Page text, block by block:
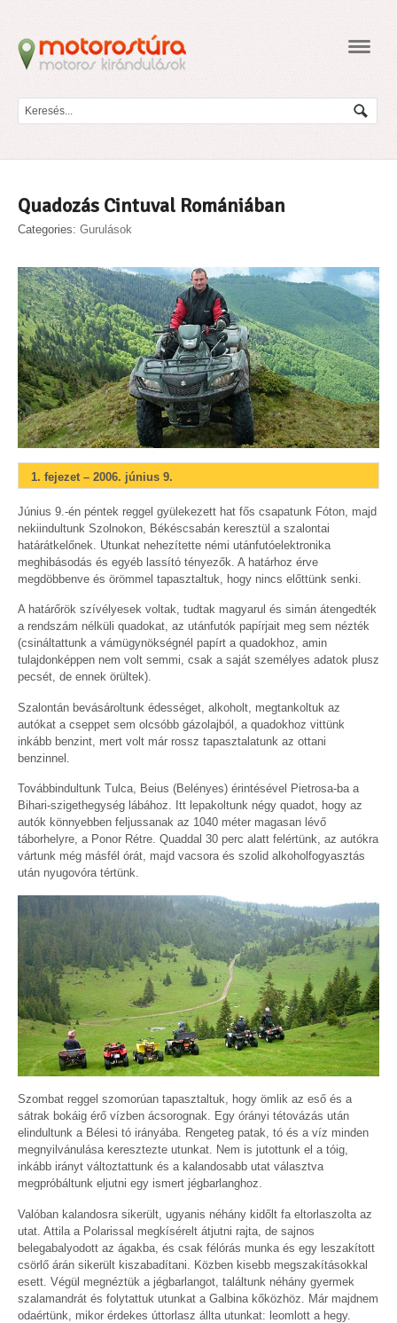
Quadozás Cintuval Romániában
Categories: Gurulások
1. fejezet – 2006. június 9.
Június 9.-én péntek reggel gyülekezett hat fős csapatunk Fóton, majd
nekiindultunk Szolnokon, Békéscsabán keresztül a szalontai
határátkelőnek. Utunkat nehezítette némi utánfutóelektronika
meghibásodás és egyéb lassító tényezők. A határhoz érve
megdöbbenve és örömmel tapasztaltuk, hogy nincs előttünk senki.
A határőrök szívélyesek voltak, tudtak magyarul és simán átengedték
a rendszám nélküli quadokat, az utánfutók papírjait meg sem nézték
(csináltattunk a vámügynökségnél papírt a quadokhoz, amin
tulajdonképpen nem volt semmi, csak a saját személyes adatok plusz
pecsét, de ennek örültek).
Szalontán bevásároltunk édességet, alkoholt, megtankoltuk az
autókat a cseppet sem olcsóbb gázolajból, a quadokhoz vittünk
inkább benzint, mert volt már rossz tapasztalatunk az ottani
benzinnel.
Továbbindultunk Tulca, Beius (Belényes) érintésével Pietrosa-ba a
Bihari-szigethegység lábához. Itt lepakoltunk négy quadot, hogy az
autók könnyebben feljussanak az 1040 méter magasan lévő
táborhelyre, a Ponor Rétre. Quaddal 30 perc alatt felértünk, az autókra
vártunk még másfél órát, majd vacsora és szolid alkoholfogyasztás
után nyugovóra tértünk.
Szombat reggel szomorúan tapasztaltuk, hogy ömlik az eső és a
sátrak bokáig érő vízben ácsorognak. Egy órányi tétovázás után
elindultunk a Bélesi tó irányába. Rengeteg patak, tó és a víz minden
megnyilvánulása keresztezte utunkat. Nem is jutottunk el a tóig,
inkább irányt változtattunk és a kalandosabb utat választva
megpróbáltunk eljutni egy ismert jégbarlanghoz.
Valóban kalandosra sikerült, ugyanis néhány kidőlt fa eltorlaszolta az
utat. Attila a Polarissal megkísérelt átjutni rajta, de sajnos
belegabalyodott az ágakba, és csak félórás munka és egy leszakított
csörlő árán sikerült kiszabadítani. Közben kisebb megszakításokkal
esett. Végül megnéztük a jégbarlangot, találtunk néhány gyermek
szalamandrát és folytattuk utunkat a Galbina kőközhöz. Már majdnem
odaértünk, mikor érdekes úttorlasz állta utunkat: leomlott a hegy.